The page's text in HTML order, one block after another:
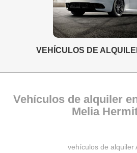
VEHÍCULOS DE
Vehículos de alquiler
Melia
vehículos de alquiler